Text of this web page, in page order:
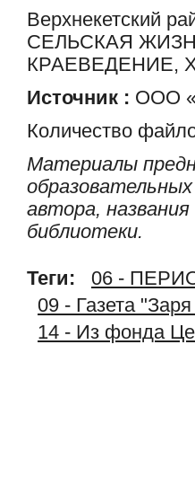
Верхнекетский
СЕЛЬСКАЯ
КРАЕВЕДЕНИЕ,
Источник : ООО
Количество
Материалы
автора,
библиотеки.
Теги:
06 -
09 - Газета
14 - Из фонда